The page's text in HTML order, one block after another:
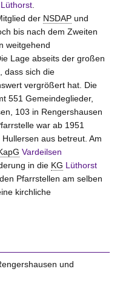
Lüthorst.
der NSDAPund
bis nach dem Zweiten
weitgehend
Lage abseits der großen
dass sich die
vergrößert hat. Die
551 Gemeindeglieder,
103 in Rengershausen
war ab 1951
aus betreut. Am
Vardeilsen
in die KG Lüthorst
Pfarrstellen am selben
kirchliche
und